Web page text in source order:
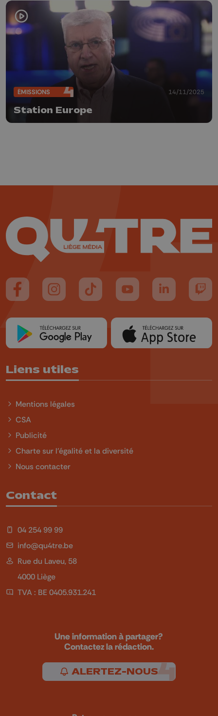
ÉMISSIONS 14/11/2025
Station Europe
Suivez-nous sur FaceBook
Suivez-nous sur Instagram
Suivez-nous sur TikTok
Suivez-nous sur YouTube
Suivez-nous
Liens utiles
Mentions légales
CSA
Publicité
Charte sur l'égalité et la diversité
Nous contacter
Contact
04 254 99 99
info@qu4tre.be
Rue du Laveu, 58
4000 Liège
TVA : BE 0405.931.241
Une information à partager?
Contactez la rédaction.
ALERTEZ-NOUS